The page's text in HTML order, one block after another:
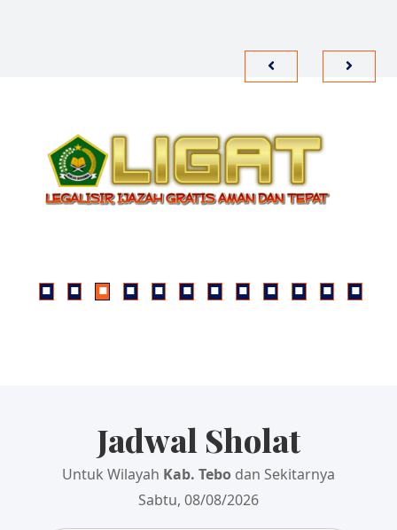
Jadwal Sholat
Untuk Wilayah Kab. Tebo dan Sekitarnya
Sabtu, 08/08/2026